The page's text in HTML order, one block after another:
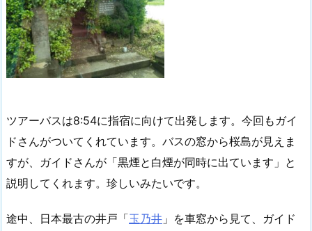
ツアーバスは8:54に指宿に向けて出発します。今回もガイ
ドさんがついてくれています。バスの窓から桜島が見えま
すが、ガイドさんが「黒煙と白煙が同時に出ています」と
説明してくれます。珍しいみたいです。
途中、日本最古の井戸「玉乃井 」を車窓から見て、ガイド